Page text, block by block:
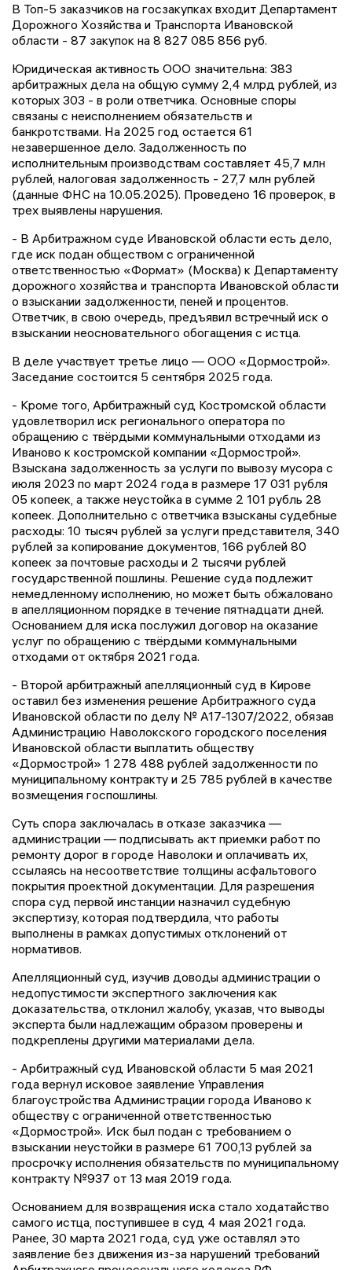
В Топ-5 заказчиков на госзакупках входит Департамент
Дорожного Хозяйства и Транспорта Ивановской
области - 87 закупок на 8 827 085 856 руб.
Юридическая активность ООО значительна: 383
арбитражных дела на общую сумму 2,4 млрд рублей, из
которых 303 - в роли ответчика. Основные споры
связаны с неисполнением обязательств и
банкротствами. На 2025 год остается 61
незавершенное дело. Задолженность по
исполнительным производствам составляет 45,7 млн
рублей, налоговая задолженность - 27,7 млн рублей
(данные ФНС на 10.05.2025). Проведено 16 проверок, в
трех выявлены нарушения.
- В Арбитражном суде Ивановской области есть дело,
где иск подан обществом с ограниченной
ответственностью «Формат» (Москва) к Департаменту
дорожного хозяйства и транспорта Ивановской области
о взыскании задолженности, пеней и процентов.
Ответчик, в свою очередь, предъявил встречный иск о
взыскании неосновательного обогащения с истца.
В деле участвует третье лицо — ООО «Дормострой».
Заседание состоится 5 сентября 2025 года.
- Кроме того, Арбитражный суд Костромской области
удовлетворил иск регионального оператора по
обращению с твёрдыми коммунальными отходами из
Иваново к костромской компании «Дормострой».
Взыскана задолженность за услуги по вывозу мусора с
июля 2023 по март 2024 года в размере 17 031 рубля
05 копеек, а также неустойка в сумме 2 101 рубль 28
копеек. Дополнительно с ответчика взысканы судебные
расходы: 10 тысяч рублей за услуги представителя, 340
рублей за копирование документов, 166 рублей 80
копеек за почтовые расходы и 2 тысячи рублей
государственной пошлины. Решение суда подлежит
немедленному исполнению, но может быть обжаловано
в апелляционном порядке в течение пятнадцати дней.
Основанием для иска послужил договор на оказание
услуг по обращению с твёрдыми коммунальными
отходами от октября 2021 года.
- Второй арбитражный апелляционный суд в Кирове
оставил без изменения решение Арбитражного суда
Ивановской области по делу № А17-1307/2022, обязав
Администрацию Наволокского городского поселения
Ивановской области выплатить обществу
«Дормострой» 1 278 488 рублей задолженности по
муниципальному контракту и 25 785 рублей в качестве
возмещения госпошлины.
Суть спора заключалась в отказе заказчика —
администрации — подписывать акт приемки работ по
ремонту дорог в городе Наволоки и оплачивать их,
ссылаясь на несоответствие толщины асфальтового
покрытия проектной документации. Для разрешения
спора суд первой инстанции назначил судебную
экспертизу, которая подтвердила, что работы
выполнены в рамках допустимых отклонений от
нормативов.
Апелляционный суд, изучив доводы администрации о
недопустимости экспертного заключения как
доказательства, отклонил жалобу, указав, что выводы
эксперта были надлежащим образом проверены и
подкреплены другими материалами дела.
- Арбитражный суд Ивановской области 5 мая 2021
года вернул исковое заявление Управления
благоустройства Администрации города Иваново к
обществу с ограниченной ответственностью
«Дормострой». Иск был подан с требованием о
взыскании неустойки в размере 61 700,13 рублей за
просрочку исполнения обязательств по муниципальному
контракту №937 от 13 мая 2019 года.
Основанием для возвращения иска стало ходатайство
самого истца, поступившее в суд 4 мая 2021 года.
Ранее, 30 марта 2021 года, суд уже оставлял это
заявление без движения из-за нарушений требований